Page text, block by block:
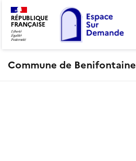
RÉPUBLIQUE
FRANÇAISE
Commune de Benifontaine